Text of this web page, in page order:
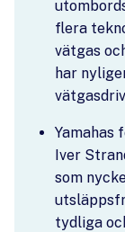
flera
vätgas
har
Yamahas
Iver
som
tydliga